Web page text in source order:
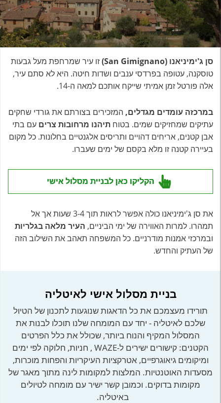
סן ג'ימיניאנו (San Gimignano)
זו עיר שמרחפת מעל גבעות
טוסקנה, עטופה בפרדסי ענבים ושדות חיטה. היא לא סתם עיר,
אלה פורטל זמן אמיתי שייקח אותכם למאה ה-14.
במרכזה עומדים מגדלים, המזכירים בצורתם את גורדי שחקים
עתיקים שמחזיקים שמים. בטוח תיהנו מרחובות צרים עם בתי
אבן קטנים, אריחים דהויים ותריסים אלגנטיים בחלונות. כל מקום
בעיירה קטנה זו מלא בקסם של ימים שעברו.
הקליקו כאן לבניית מסלול אישי
את סן ג'ימיניאנו כולה אפשר לראות תוך 3-4 שעות אך אל
תמהרו. למרות האווירה של ימי הביניים, העיר מלאה בגלריות
ובמרכזי אמנות מודרניים. כל המשפחה תאהב את השילוב הזה
של העתיק והחדש.
בניית מסלול אישי לאיטליה
תורידו מעצמכם את כל הדאגות שנוגעות לתכנון של הטיול
שלכם לאיטליה - יחד עם המומחה שלנו תוכלו לבנות את
המסלול המקיף והנוח ביותר, שכולל את כלל הפרטים
הקטנים: קישורים ישירים ל-WAZE , חניות, חלוקה לפי ימים
ומיקומים גיאוגרפיים, אטרקציות העיקריות והפחות מוכרות,
מסעדות האוטנטיות. המלצות למקומות לינה מתוך מאגר של
מקומות בדוקים. וכמובן קשר ישיר עם מומחה לטיולים
באיטליה.